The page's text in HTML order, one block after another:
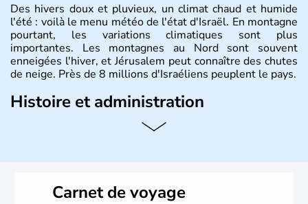
Des hivers doux et pluvieux, un climat chaud et humide
l'été : voilà le menu météo de l'état d'Israël. En montagne
pourtant, les variations climatiques sont plus
importantes. Les montagnes au Nord sont souvent
enneigées l'hiver, et Jérusalem peut connaître des chutes
de neige. Près de 8 millions d'Israéliens peuplent le pays.
Histoire et administration
L'Israël est un état de la partie est de la Méditerranée,
vrai essor économique dans le domaine des nouvelles
Carnet de voyage